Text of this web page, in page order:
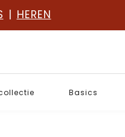
| HEREN
Basics